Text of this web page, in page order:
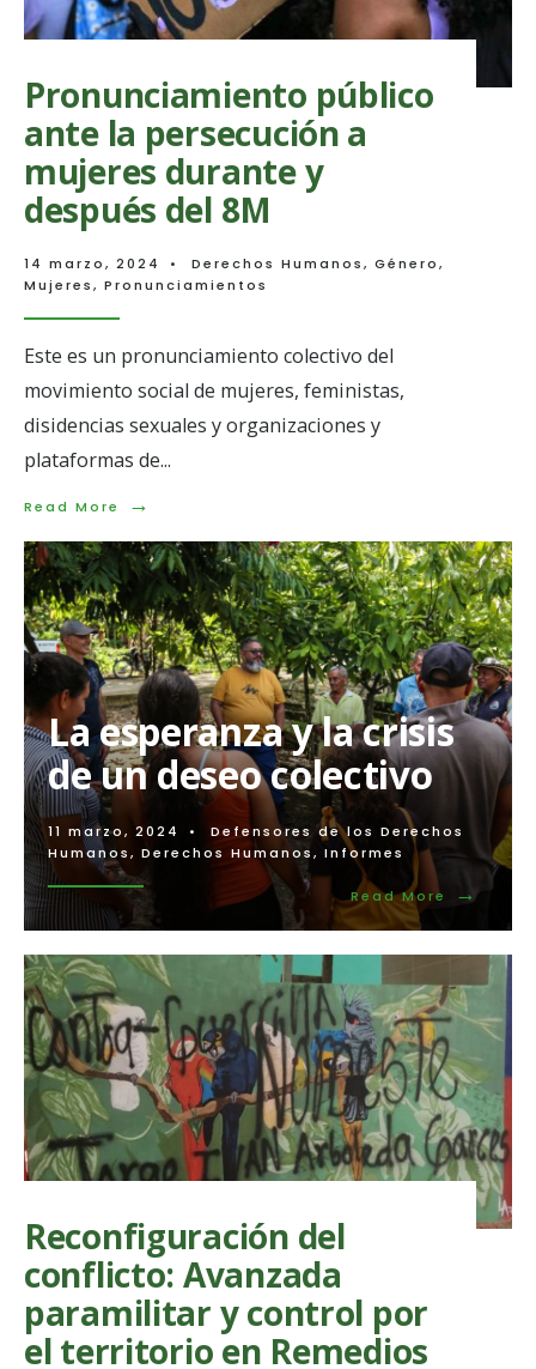
Pronunciamiento público
ante la persecución a
mujeres durante y
después del 8M
14 marzo, 2024 • Derechos Humanos, Género,
Mujeres, Pronunciamientos
Este es un pronunciamiento colectivo del
movimiento social de mujeres, feministas,
disidencias sexuales y organizaciones y
plataformas de...
Read More →
Read
Pronunciamiento
público
ante
la
persecución
a
mujeres
durante
y
después
del
8M
La esperanza y la crisis
de un deseo colectivo
11 marzo, 2024 •
Defensores de los Derechos
Humanos, Derechos Humanos, Informes
Read More →
Read
y
la
crisis
de
un
deseo
colectivo
Reconfiguración del
conflicto: Avanzada
paramilitar y control por
el territorio en Remedios